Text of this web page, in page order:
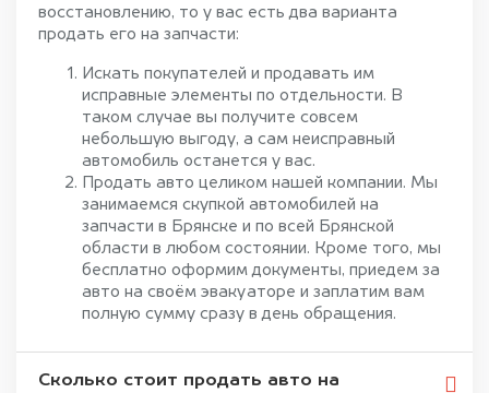
восстановлению, то у вас есть два варианта
продать его на запчасти:
Искать покупателей и продавать им
исправные элементы по отдельности. В
таком случае вы получите совсем
небольшую выгоду, а сам неисправный
автомобиль останется у вас.
Продать авто целиком нашей компании. Мы
занимаемся скупкой автомобилей на
запчасти в Брянске и по всей Брянской
области в любом состоянии. Кроме того, мы
бесплатно оформим документы, приедем за
авто на своём эвакуаторе и заплатим вам
полную сумму сразу в день обращения.
Сколько стоит продать авто на